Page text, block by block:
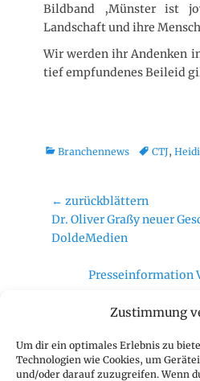
Zustimmung
Um dir ein optimales Erlebnis zu
Technologien wie Cookies, um
und/oder darauf zuzugreifen. Wenn
Bildband ‚Münster ist
Landschaft und ihre
Wir werden ihr Andenken
tief empfundenes Beileid
K Branchennews
T
s
CTJ, Heidi
Beitragsnavigation
← zurückblättern
Vorheriger
Beitrag:
Dr. Oliver Graßy neuer
DoldeMedien
NächsterPresseinformation
Geschäftsstelle
CTJ Geschäftsstelle